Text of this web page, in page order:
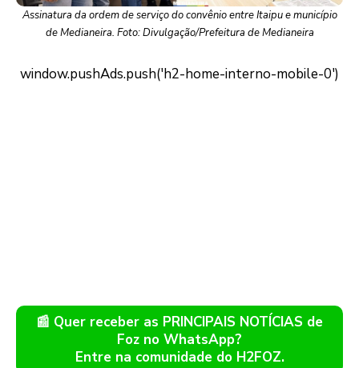
Assinatura da ordem de serviço do convênio entre Itaipu e município
de Medianeira. Foto: Divulgação/Prefeitura de Medianeira
📰 Quer receber as PRINCIPAIS NOTÍCIAS de
Foz no WhatsApp?
Entre na comunidade do H2FOZ.